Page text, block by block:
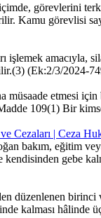
görevlerini
Kamu görevlisi
amacıyla,
(Ek:2/3/
etmesi
109(1) Bir
Cezaları | Ceza
bakım, eğitim
gebe
düzenlenen
kalması